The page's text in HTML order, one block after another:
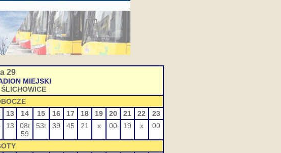
29
MIEJSKI
13 14 15 16 17 18 19 20 21 22
23
13
08t
59
53t 39 45 21 x 00 19 x 00